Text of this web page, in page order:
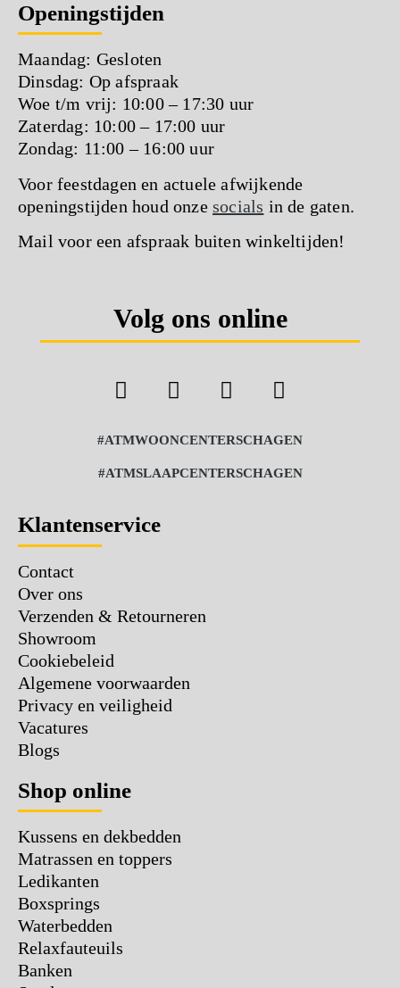
Openingstijden
Maandag: Gesloten
Dinsdag: Op afspraak
Woe t/m vrij: 10:00 – 17:30 uur
Zaterdag: 10:00 – 17:00 uur
Zondag: 11:00 – 16:00 uur
Voor feestdagen en actuele afwijkende
openingstijden houd onze socials in de gaten.
Mail voor een afspraak buiten winkeltijden!
Volg ons online
#ATMWOONCENTERSCHAGEN
#ATMSLAAPCENTERSCHAGEN
Klantenservice
Contact
Over ons
Verzenden & Retourneren
Showroom
Cookiebeleid
Algemene voorwaarden
Privacy en veiligheid
Vacatures
Blogs
Shop online
Kussens en dekbedden
Matrassen en toppers
Ledikanten
Boxsprings
Waterbedden
Relaxfauteuils
Banken